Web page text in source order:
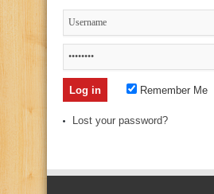
Remember Me
Lost your password?